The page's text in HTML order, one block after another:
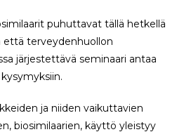
puhuttavat tällä hetkellä
että terveydenhuollon
järjestettävä seminaari antaa
ja niiden vaikuttavien
biosimilaarien, käyttö yleistyy